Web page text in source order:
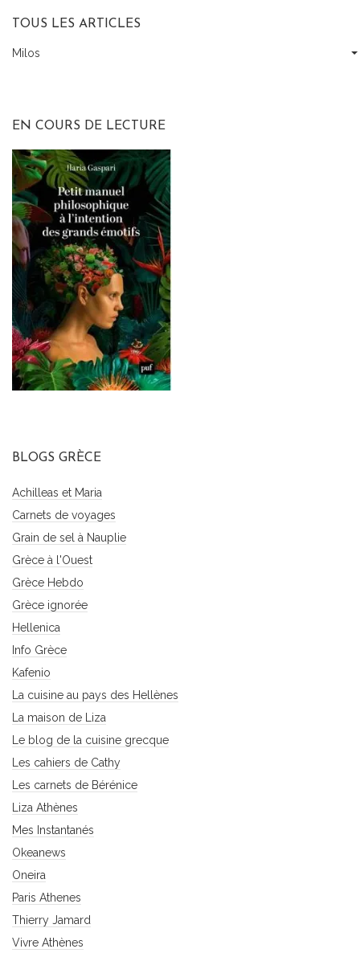
TOUS LES ARTICLES
Tous
Milos
EN COURS DE LECTURE
BLOGS GRÈCE
Achilleas et Maria
Carnets de voyages
Grain de sel à Nauplie
Grèce à l'Ouest
Grèce Hebdo
Grèce ignorée
Hellenica
Info Grèce
Kafenio
La cuisine au pays des Hellènes
La maison de Liza
Le blog de la cuisine grecque
Les cahiers de Cathy
Les carnets de Bérénice
Liza Athènes
Mes Instantanés
Okeanews
Oneira
Paris Athenes
Thierry Jamard
Vivre Athènes